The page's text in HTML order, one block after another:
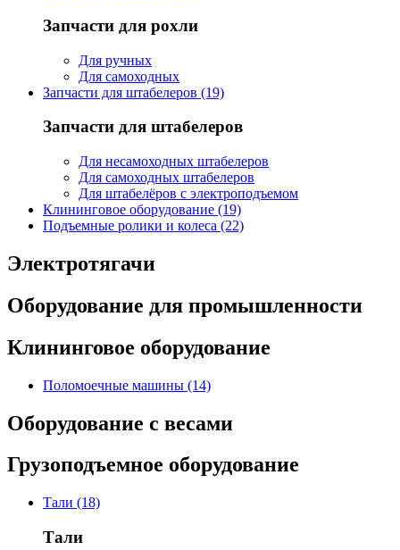
Запчасти для рохли
Для ручных
Для самоходных
Запчасти для штабелеров (19)
Запчасти для штабелеров
Для несамоходных штабелеров
Для самоходных штабелеров
Для штабелёров с электроподъемом
Клининговое оборудование (19)
Подъемные ролики и колеса (22)
Электротягачи
Оборудование для промышленности
Клининговое оборудование
Поломоечные машины (14)
Оборудование с весами
Грузоподъемное оборудование
Тали (18)
Тали